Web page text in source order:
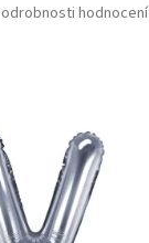
hodnocení